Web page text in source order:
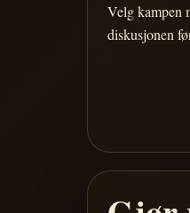
Velg kampen
diskusjonen